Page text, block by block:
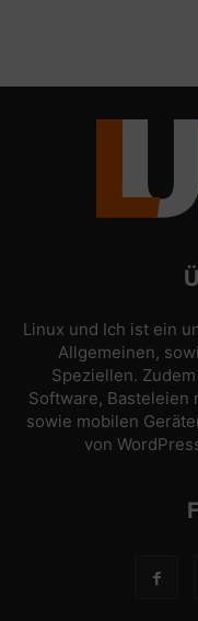
Linux und Ich ist ein
Allgemeinen,
Speziellen.
Software, Basteleien
sowie mobilen
von